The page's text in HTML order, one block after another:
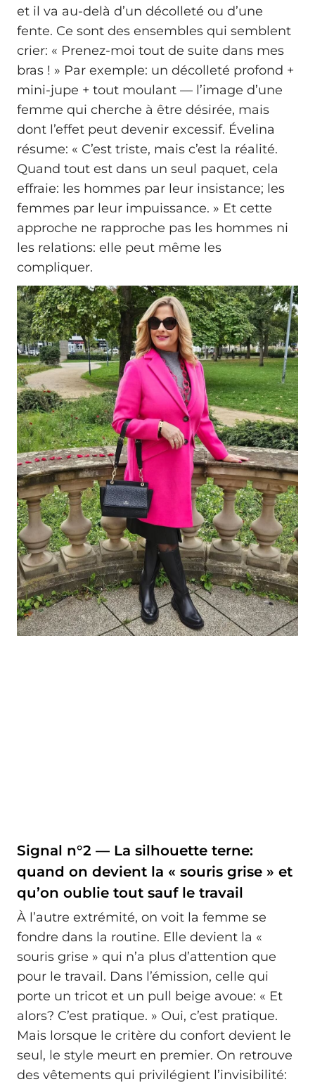
et il va au-delà d’un décolleté ou d’une
fente. Ce sont des ensembles qui semblent
crier: « Prenez-moi tout de suite dans mes
bras ! » Par exemple: un décolleté profond +
mini-jupe + tout moulant — l’image d’une
femme qui cherche à être désirée, mais
dont l’effet peut devenir excessif. Évelina
résume: « C’est triste, mais c’est la réalité.
Quand tout est dans un seul paquet, cela
effraie: les hommes par leur insistance; les
femmes par leur impuissance. » Et cette
approche ne rapproche pas les hommes ni
les relations: elle peut même les
compliquer.
Signal n°2 — La silhouette terne:
quand on devient la « souris grise » et
qu’on oublie tout sauf le travail
À l’autre extrémité, on voit la femme se
fondre dans la routine. Elle devient la «
souris grise » qui n’a plus d’attention que
pour le travail. Dans l’émission, celle qui
porte un tricot et un pull beige avoue: « Et
alors? C’est pratique. » Oui, c’est pratique.
Mais lorsque le critère du confort devient le
seul, le style meurt en premier. On retrouve
des vêtements qui privilégient l’invisibilité: